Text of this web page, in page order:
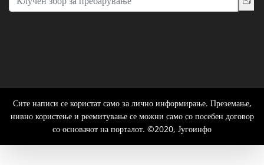
Сите написи се користат само за лично информирање. Преземање,
нивно користење и реемитување се можни само со посебен договор
со основачот на порталот. ©2020, Југоинфо